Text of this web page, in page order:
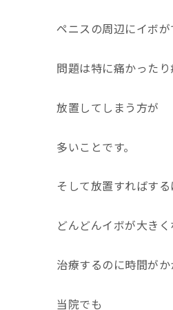
ペニスの周辺にイボが
問題は特に痛かった
放置してしまう方が
多いことです。
そして放置すればす
どんどんイボが大きく
治療するのに時間がか
当院でも